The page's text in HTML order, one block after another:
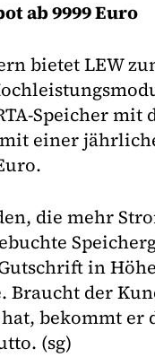
ab 9999 Euro
bietet LEW
Speicher
einer
die mehr
in
der
bekommt
(sg)